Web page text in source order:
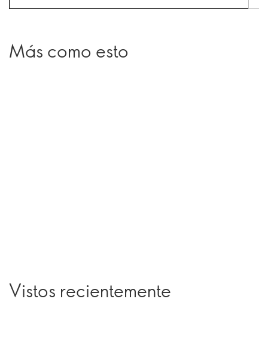
Más como esto
Vistos recientemente